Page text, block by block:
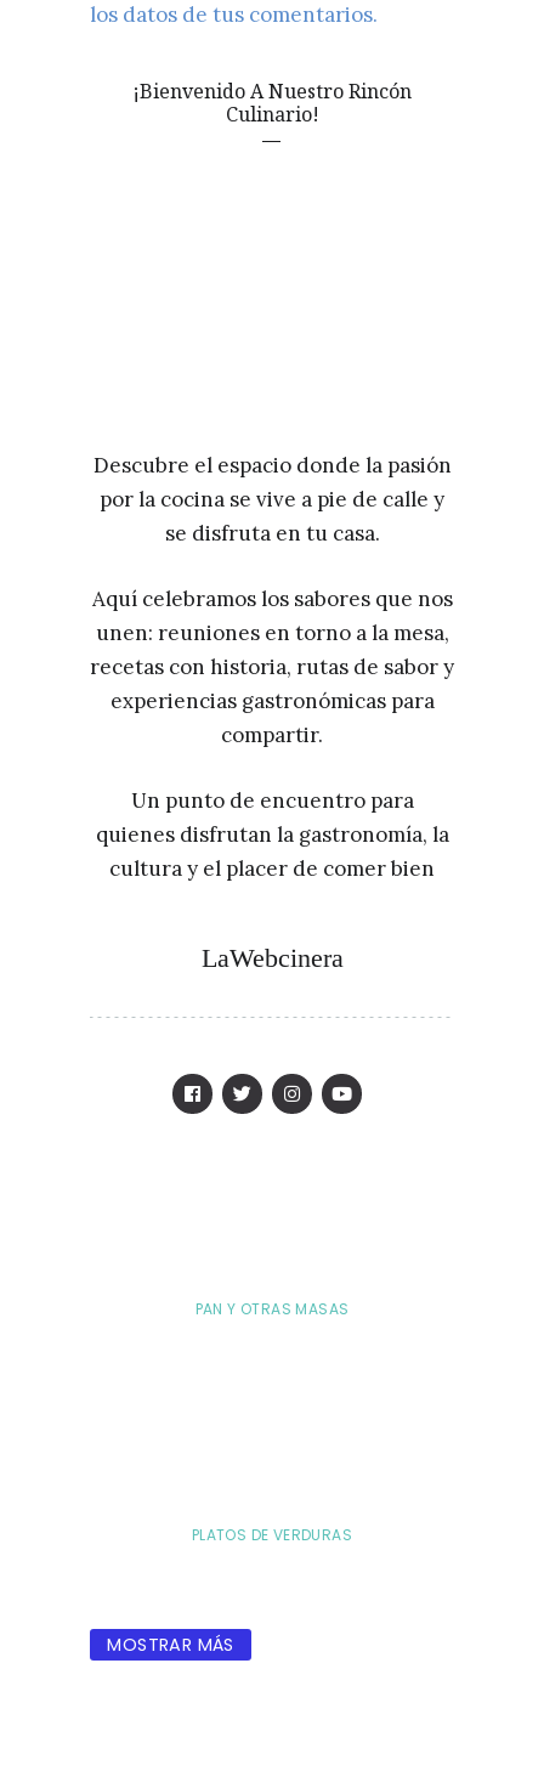
los datos de tus comentarios.
¡Bienvenido A Nuestro Rincón
Culinario!
Descubre el espacio donde la pasión
por la cocina se vive a pie de calle y
se disfruta en tu casa.
Aquí celebramos los sabores que nos
unen: reuniones en torno a la mesa,
recetas con historia, rutas de sabor y
experiencias gastronómicas para
compartir.
Un punto de encuentro para
quienes disfrutan la gastronomía, la
cultura y el placer de comer bien
LaWebcinera
PAN Y OTRAS MASAS
PLATOS DE VERDURAS
MOSTRAR MÁS